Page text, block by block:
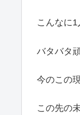
こんなに1
バタバタ
今のこの
この先の